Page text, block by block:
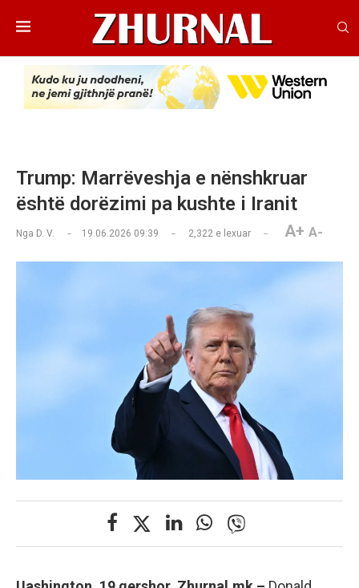
Trump: Marrëveshja e nënshkruar
është dorëzimi pa kushte i Iranit
Nga D. V. 19.06.2026 09:39 2,322 e lexuar A+ A-